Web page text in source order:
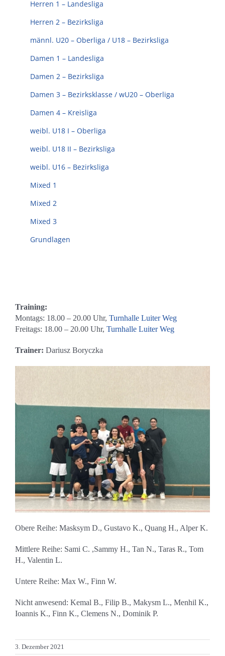
Sponsoren
Training:
Montags: 18.00 – 20.00 Uhr, Turnhalle Luiter Weg
Freitags: 18.00 – 20.00 Uhr, Turnhalle Luiter Weg
Trainer: Dariusz Boryczka
Obere Reihe: Masksym D., Gustavo K., Quang H., Alper K.
Mittlere Reihe: Sami C. ,Sammy H., Tan N., Taras R., Tom
H., Valentin L.
Untere Reihe: Max W., Finn W.
Nicht anwesend: Kemal B., Filip B., Makysm L., Menhil K.,
Ioannis K., Finn K., Clemens N., Dominik P.
3. Dezember 2021
Herren 1 – Landesliga
Herren 2 – Bezirksliga
männl. U20 – Oberliga / U18 – Bezirksliga
Damen 1 – Landesliga
Damen 2 – Bezirksliga
Damen 3 – Bezirksklasse / wU20 – Oberliga
Damen 4 – Kreisliga
weibl. U18 I – Oberliga
weibl. U18 II – Bezirksliga
weibl. U16 – Bezirksliga
Mixed 1
Mixed 2
Mixed 3
Grundlagen